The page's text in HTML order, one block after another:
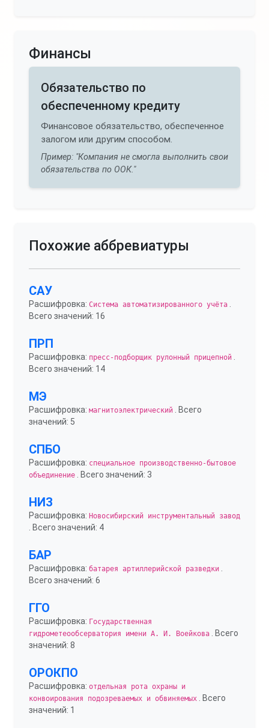
Финансы
Обязательство по
обеспеченному кредиту
Финансовое обязательство, обеспеченное
залогом или другим способом.
Пример: "Компания не смогла выполнить свои
обязательства по ООК."
Похожие аббревиатуры
САУ
Расшифровка: Система автоматизированного учёта
Всего значений: 16
ПРП
Расшифровка: пресс-подборщик рулонный прицепной
Всего значений: 14
МЭ
Расшифровка: магнитоэлектрический . Всего
значений: 5
СПБО
Расшифровка: специальное производственно-бытовое
объединение . Всего значений: 3
НИЗ
Расшифровка: Новосибирский инструментальный завод
. Всего значений: 4
БАР
Расшифровка: батарея артиллерийской разведки
Всего значений: 6
ГГО
Расшифровка: Государственная
гидрометеообсерватория имени А. И. Воейкова . Всего
значений: 8
ОРОКПО
Расшифровка: отдельная рота охраны и
конвоирования подозреваемых и обвиняемых . Всего
значений: 1